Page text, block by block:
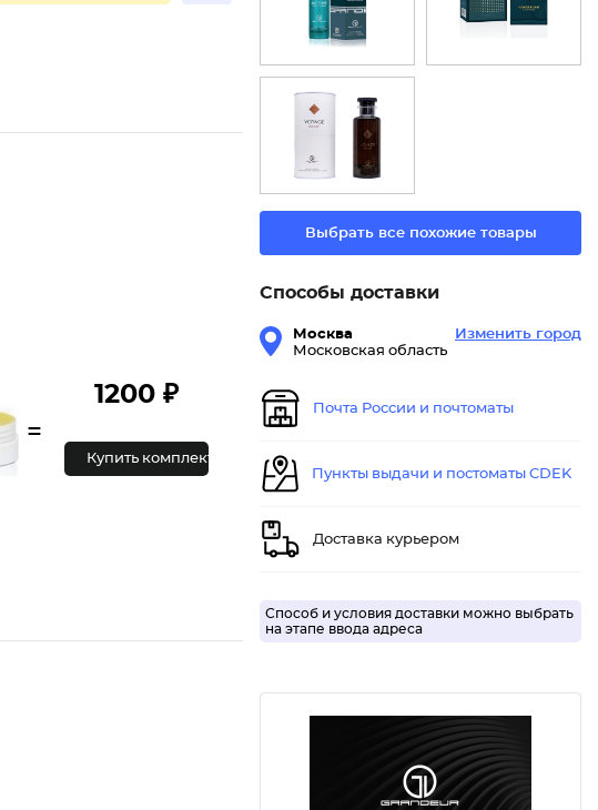
=
1200 ₽
Купить комплект
Выбрать все похожие товары
Способы доставки
Москва
Московская область
Изменить город
Почта России и почтоматы
Пункты выдачи и постоматы CDEK
Доставка курьером
Способ и условия доставки можно выбрать
на этапе ввода адреса